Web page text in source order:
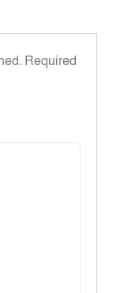
Required